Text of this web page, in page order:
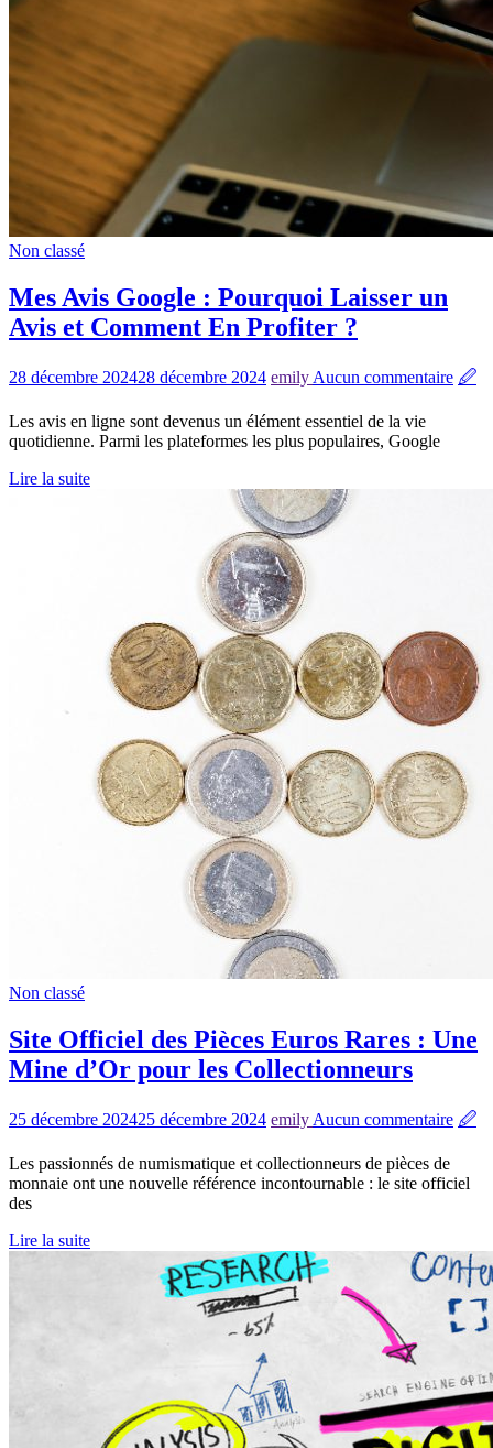
Non classé
Mes Avis Google : Pourquoi Laisser un
Avis et Comment En Profiter ?
28 décembre 202428 décembre 2024 emily Aucun commentaire 🖉
Les avis en ligne sont devenus un élément essentiel de la vie
quotidienne. Parmi les plateformes les plus populaires, Google
Lire la suite
Non classé
Site Officiel des Pièces Euros Rares : Une
Mine d’Or pour les Collectionneurs
25 décembre 202425 décembre 2024 emily Aucun commentaire 🖉
Les passionnés de numismatique et collectionneurs de pièces de
monnaie ont une nouvelle référence incontournable : le site officiel
des
Lire la suite